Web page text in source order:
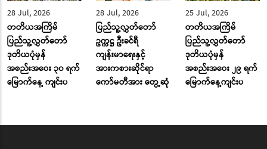
28 Jul, 2026
တတိယအကြိမ်
ပြည်သူ့လွှတ်တော်
ဒုတိယပုံမှန်
အစည်းအဝေး ၃၀ ရက်
မြောက်နေ့ ကျင်းပ
28 Jul, 2026
ပြည်သူ့လွှတ်တော်
ဥက္ကဋ္ဌ ဦးခင်ရီ
ကျန်းမာရေးနှင့်
အားကစားဆိုင်ရာ
ကော်မတီအား တွေ့ဆုံ
25 Jul, 2026
တတိယအကြိမ်
ပြည်သူ့လွှတ်တော်
ဒုတိယပုံမှန်
အစည်းအဝေး ၂၉ ရက်
မြောက်နေ့ကျင်းပ